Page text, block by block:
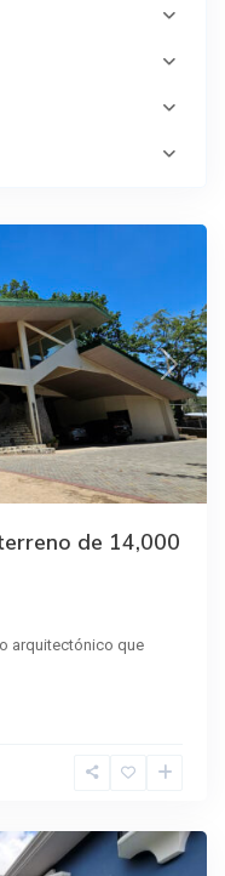
Next
de 14,000
arquitectónico que